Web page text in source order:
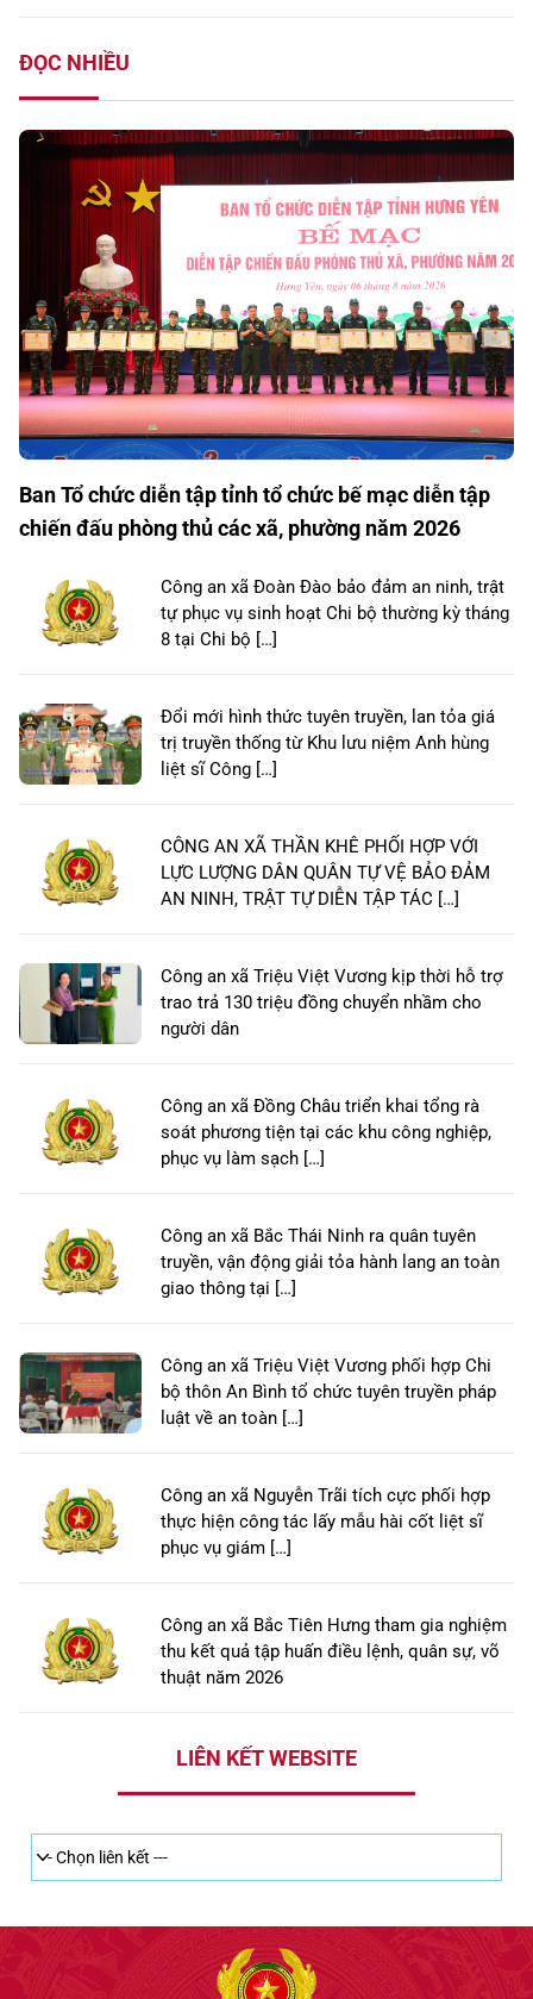
ĐỌC NHIỀU
Ban Tổ chức diễn tập tỉnh tổ chức bế mạc diễn tập
chiến đấu phòng thủ các xã, phường năm 2026
Công an xã Đoàn Đào bảo đảm an ninh, trật
tự phục vụ sinh hoạt Chi bộ thường kỳ tháng
8 tại Chi bộ […]
Đổi mới hình thức tuyên truyền, lan tỏa giá
trị truyền thống từ Khu lưu niệm Anh hùng
liệt sĩ Công […]
CÔNG AN XÃ THẦN KHÊ PHỐI HỢP VỚI
LỰC LƯỢNG DÂN QUÂN TỰ VỆ BẢO ĐẢM
AN NINH, TRẬT TỰ DIỄN TẬP TÁC […]
Công an xã Triệu Việt Vương kịp thời hỗ trợ
trao trả 130 triệu đồng chuyển nhầm cho
người dân
Công an xã Đồng Châu triển khai tổng rà
soát phương tiện tại các khu công nghiệp,
phục vụ làm sạch […]
Công an xã Bắc Thái Ninh ra quân tuyên
truyền, vận động giải tỏa hành lang an toàn
giao thông tại […]
Công an xã Triệu Việt Vương phối hợp Chi
bộ thôn An Bình tổ chức tuyên truyền pháp
luật về an toàn […]
Công an xã Nguyễn Trãi tích cực phối hợp
thực hiện công tác lấy mẫu hài cốt liệt sĩ
phục vụ giám […]
Công an xã Bắc Tiên Hưng tham gia nghiệm
thu kết quả tập huấn điều lệnh, quân sự, võ
thuật năm 2026
LIÊN KẾT WEBSITE